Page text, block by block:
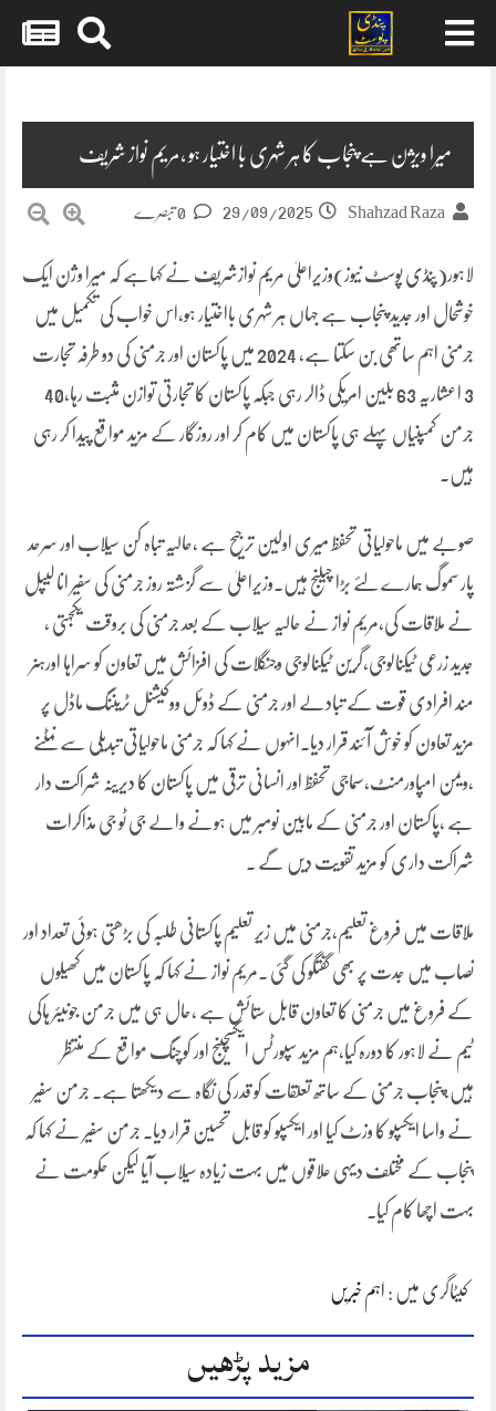
میرا ویژن ہے پنجاب کا ہر شہری با اختیار ہو ،مریم نواز شریف
Shahzad Raza
29/09/2025
لاہور(پنڈی پوسٹ نیوز)وزیراعلیٰ مریم نوازشریف نے کہاہے کہ میرا وژن ایک
خوشحال اور جدید پنجاب ہے جہاں ہر شہری بااختیار ہو،اس خواب کی تکمیل میں
جرمنی اہم ساتھی بن سکتا ہے، 2024 میں پاکستان اور جرمنی کی دو طرفہ تجارت
3 اعشاریہ 63 بلین امریکی ڈالر رہی جبکہ پاکستان کا تجارتی توازن مثبت رہا،40
جرمن کمپنیاں پہلے ہی پاکستان میں کام کر اور روزگار کے مزید مواقع پیدا کر رہی
ہیں۔
صوبے میں ماحولیاتی تحفظ میری اولین ترجیح ہے ،حالیہ تباہ کن سیلاب اور سرحد
پار سموگ ہمارے لئے بڑا چیلنج ہیں۔وزیراعلیٰ سے گزشتہ روز جرمنی کی سفیر انا لیپل
نے ملاقات کی،مریم نواز نے حالیہ سیلاب کے بعد جرمنی کی بروقت یکجہتی ،
جدید زرعی ٹیکنالوجی،گرین ٹیکنالوجی وجنگلات کی افزائش میں تعاون کو سراہا اورہنر
مند افرادی قوت کے تبادلے اور جرمنی کے ڈوئل ووکیشنل ٹریننگ ماڈل پر
مزید تعاون کو خوش آ ئند قرار دیا۔انہوں نے کہا کہ جرمنی ماحولیاتی تبدیلی سے نمٹنے
،ویمن امپاورمنٹ،سماجی تحفظ اور انسانی ترقی میں پاکستان کا دیرینہ شراکت دار
ہے ،پاکستان اور جرمنی کے مابین نومبر میں ہونے والے جی ٹو جی مذاکرات
شراکت داری کو مزید تقویت دیں گے ۔
ملاقات میں فروغ تعلیم،جرمنی میں زیرِ تعلیم پاکستانی طلبہ کی بڑھتی ہوئی تعداد اور
نصاب میں جدت پر بھی گفتگو کی گئی ۔مریم نواز نے کہا کہ پاکستان میں کھیلوں
کے فروغ میں جرمنی کا تعاون قابل ستائش ہے ،حال ہی میں جرمن جونیئر ہاکی
ٹیم نے لاہور کا دورہ کیا،ہم مزید سپورٹس ایکسچینج اور کوچنگ مواقع کے منتظر
ہیں،پنجاب جرمنی کے ساتھ تعلقات کو قدر کی نگاہ سے دیکھتا ہے۔ جرمن سفیر
نے واسا ایکسپو کا وزٹ کیا اور ایکسپو کو قابل تحسین قرار دیا۔ جرمن سفیر نے کہا کہ
پنجاب کے مختلف دیہی علاقوں میں بہت زیادہ سیلاب آیا لیکن حکومت نے
بہت اچھا کام کیا۔
کیٹاگری میں : اہم خبریں
مزید پڑھیں